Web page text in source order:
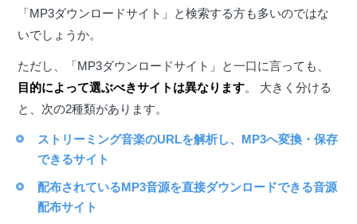
「MP3ダウンロードサイト」と検索する方も多いのではな
いでしょうか。
ただし、「MP3ダウンロードサイト」と一口に言っても、
目的によって選ぶべきサイトは異なります。 大きく分ける
と、次の2種類があります。
ストリーミング音楽のURLを解析し、MP3へ変換・保存
できるサイト
配布されているMP3音源を直接ダウンロードできる音源
配布サイト